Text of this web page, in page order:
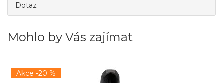
Dotaz
Mohlo by Vás zajímat
Akce -20 %